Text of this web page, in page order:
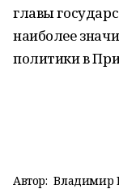
главы
наиболее
политики в
Автор: Владимир